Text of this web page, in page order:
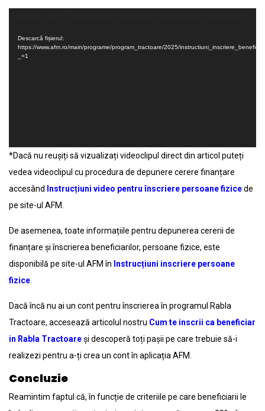
Descarcă fișierul:
https://www.afm.ro/main/programe/program_tractoare/2025/
_=1
*Dacă nu reușiți să vizualizați videoclipul direct din articol puteți
vedea videoclipul cu procedura de depunere cerere finanțare
accesând
Instrucțiuni video pentru înscriere persoane fizicede
pe site-ul AFM.
De asemenea, toate informațiile pentru depunerea cererii de
finanțare și înscrierea beneficiarilor, persoane fizice, este
disponibilă pe site-ul AFM în Instrucțiuni inscriere persoane
fizice.
Dacă încă nu ai un cont pentru înscrierea în programul Rabla
Tractoare, accesează articolul nostru Cum te inscrii ca beneficiar
in Rabla Tractoareși descoperă toți pașii pe care trebuie să-i
realizezi pentru a-ți crea un cont în aplicația AFM.
Concluzie
Reamintim faptul că, în funcție de criteriile pe care beneficiarii le